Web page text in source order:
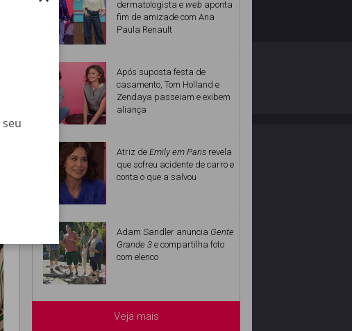
dermatologista e web aponta
fim de amizade com Ana
Paula Renault
Após suposta festa de
casamento, Tom Holland e
Zendaya passeiam e exibem
aliança
Atriz de Emily em Paris revela
que sofreu acidente de carro e
conta o que a salvou
Adam Sandler anuncia Gente
Grande 3 e compartilha foto
com elenco
Veja mais
NO ESTRELANDO
Desenvolvido por